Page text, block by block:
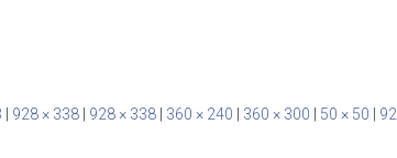
928 × 338 928 × 338 360 × 240 360 × 300 50 × 50